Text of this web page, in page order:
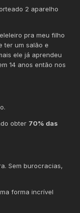
2 aparelho
pra meu filho
ter um salão e
ele já aprendeu
14 anos então nos
obter 70% das
Sem burocracias,
forma incrível